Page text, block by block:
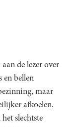
de lezer over
en bellen
maar
afkoelen.
slechtste